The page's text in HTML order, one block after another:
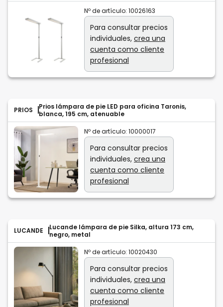
Nº de artículo: 10026163
Para consultar precios
individuales, crea una
cuenta como cliente
profesional
PRIOS
Prios lámpara de pie LED para oficina Taronis,
blanca, 195 cm, atenuable
Nº de artículo: 10000017
Para consultar precios
individuales, crea una
cuenta como cliente
profesional
LUCANDE
Lucande lámpara de pie Silka, altura 173 cm,
negro, metal
Nº de artículo: 10020430
Para consultar precios
individuales, crea una
cuenta como cliente
profesional